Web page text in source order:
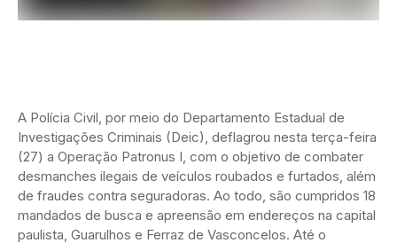
A Polícia Civil, por meio do Departamento Estadual de
Investigações Criminais (Deic), deflagrou nesta terça-feira
(27) a Operação Patronus I, com o objetivo de combater
desmanches ilegais de veículos roubados e furtados, além
de fraudes contra seguradoras. Ao todo, são cumpridos 18
mandados de busca e apreensão em endereços na capital
paulista, Guarulhos e Ferraz de Vasconcelos. Até o